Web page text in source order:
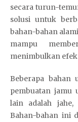
secara turun-
solusi untuk
bahan-bahan
mampu
menimbulkan
Beberapa bahan
pembuatan jamu
lain adalah
Bahan-bahan ini